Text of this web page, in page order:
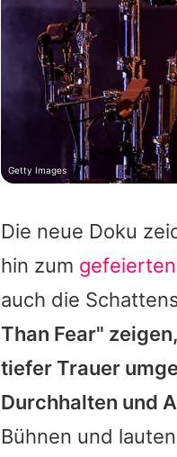
Die neue Doku
hin zum
auch die
Than Fear"
tiefer Trauer
Durchhalten und
Bühnen und
Getty Images